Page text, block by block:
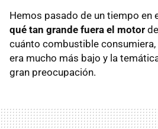
Hemos pasado de un tiempo en
qué tan grande fuera el motor
cuánto combustible
era mucho más bajo y la
gran preocupación.